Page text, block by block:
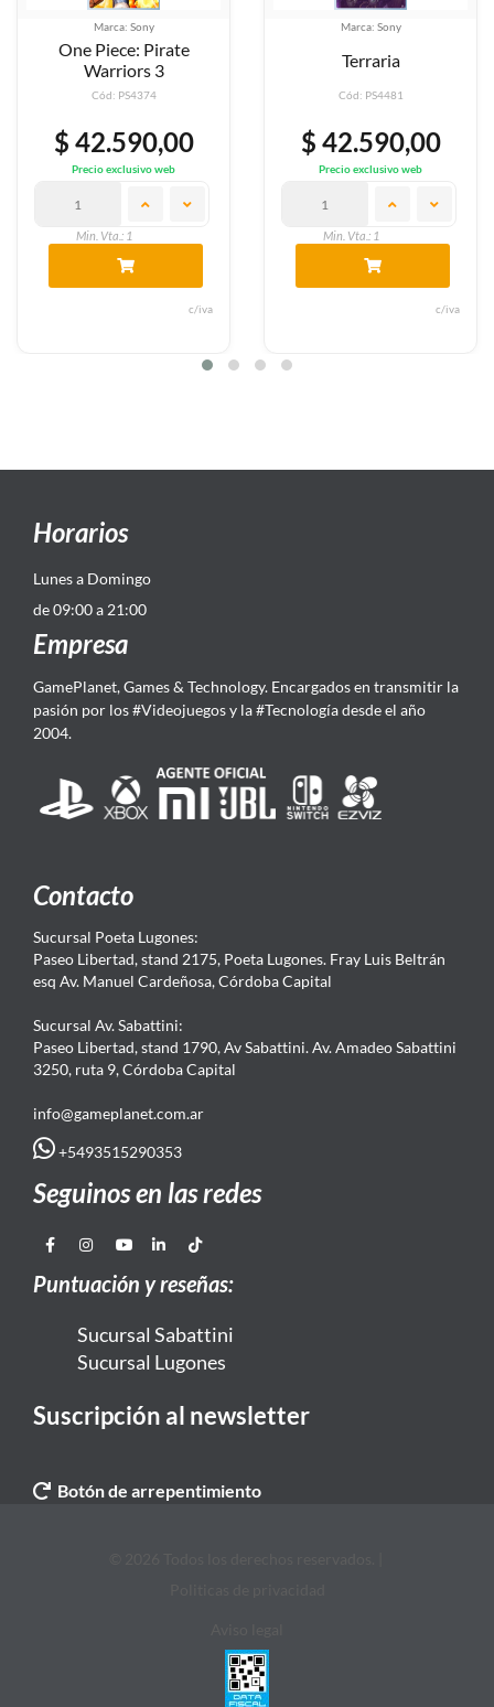
$ 42.590,00 $
Horarios
Lunes a Domingo
de 09:00 a 21:00
Empresa
GamePlanet, Games & Technology. Encargados en transmitir la
pasión por los #Videojuegos y la #Tecnología desde el año
2004.
Contacto
Sucursal Poeta Lugones:
Paseo Libertad, stand 2175, Poeta Lugones. Fray Luis Beltrán
esq Av. Manuel Cardeñosa, Córdoba Capital
Sucursal Av. Sabattini:
Paseo Libertad, stand 1790, Av Sabattini. Av. Amadeo Sabattini
3250, ruta 9, Córdoba Capital
info@gameplanet.com.ar
+5493515290353
Seguinos en las redes
Puntuación y reseñas:
Sucursal Sabattini
Sucursal Lugones
Suscripción al newsletter
Botón de arrepentimiento